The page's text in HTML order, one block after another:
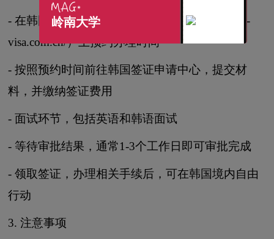
- 在韩国签证申请中心官方网站（*://www.korea-
visa.com.cn/）上预约办理时间
- 按照预约时间前往韩国签证申请中心，提交材
料，并缴纳签证费用
- 面试环节，包括英语和韩语面试
- 等待审批结果，通常1-3个工作日即可审批完成
- 领取签证，办理相关手续后，可在韩国境内自由
行动
3. 注意事项
岭南大学